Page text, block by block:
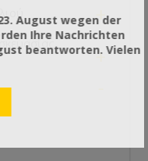
+
+
August wegen der
Ihre Nachrichten
beantworten. Vielen